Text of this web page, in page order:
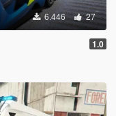
6.446 27
1.0